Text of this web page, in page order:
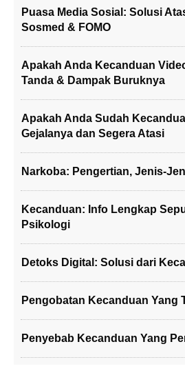
Puasa Media Sosial: Solusi
Sosmed & FOMO
Apakah Anda Kecanduan
Tanda & Dampak Buruknya
Apakah Anda Sudah
Gejalanya dan Segera Atasi
Narkoba: Pengertian, Jenis-
Kecanduan: Info Lengkap
Psikologi
Detoks Digital: Solusi dari
Pengobatan Kecanduan Yang
Penyebab Kecanduan Yang